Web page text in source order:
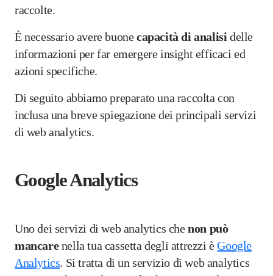
raccolte.
È necessario avere buonecapacità di analisi delle
informazioni per far emergere insight efficaci ed
azioni specifiche.
Di seguito abbiamo preparato una raccolta con
inclusa una breve spiegazione dei principali servizi
di web analytics.
Google Analytics
Uno dei servizi di web analytics chenon può
mancarenella tua cassetta degli attrezzi èGoogle
Analytics. Si tratta di un servizio di web analytics